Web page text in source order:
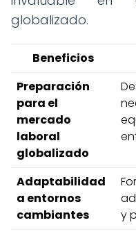
globalizado.
Beneficios
Preparación
para el
mercado
laboral
globalizado
Adaptabilidad
a entornos
cambiantes
y